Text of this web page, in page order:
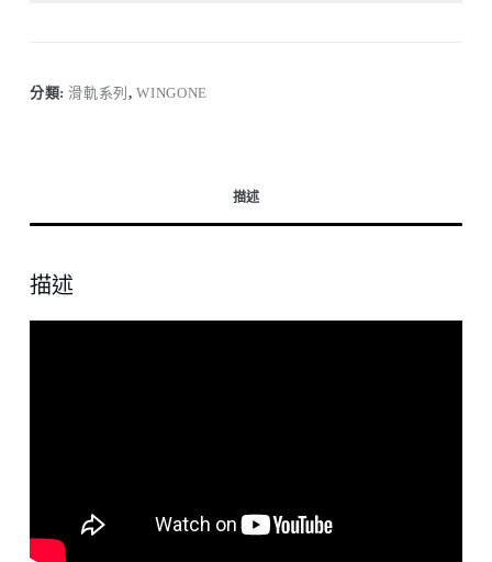
分類:滑軌系列,WINGONE
描述
描述